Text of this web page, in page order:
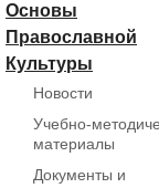
Основы
Православной
Культуры
Новости
Учебно-
материалы
Документы и